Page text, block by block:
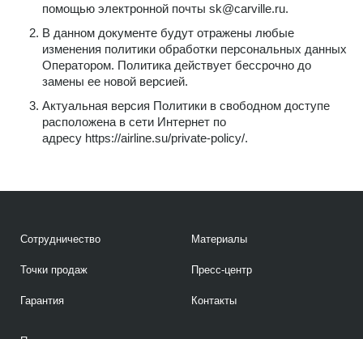
помощью электронной почты sk@carville.ru.
В данном документе будут отражены любые
изменения политики обработки персональных данных
Оператором. Политика действует бессрочно до
замены ее новой версией.
Актуальная версия Политики в свободном доступе
расположена в сети Интернет по
адресу https://airline.su/private-policy/.
Сотрудничество
Точки продаж
Гарантия
Материалы
Пресс-центр
Контакты